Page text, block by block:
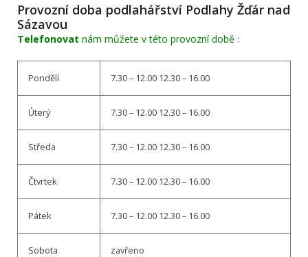
Provozní doba podlahářství Podlahy Žďár nad
Sázavou
Telefonovat nám můžete v této provozní době :
Pondělí 7.30 – 12.00 12.30 – 16.00
Úterý 7.30 – 12.00 12.30 – 16.00
Středa 7.30 – 12.00 12.30 – 16.00
Čtvrtek 7.30 – 12.00 12.30 – 16.00
Pátek 7.30 – 12.00 12.30 – 16.00
Sobota zavřeno